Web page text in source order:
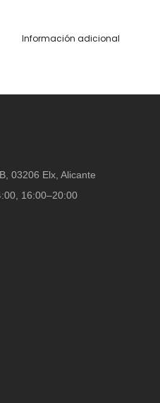
Información adicional
03206 Elx, Alicante
16:00–20:00